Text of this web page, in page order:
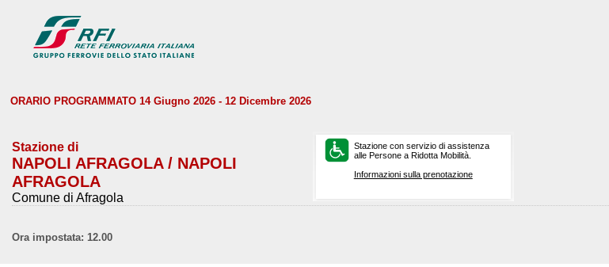
ORARIO PROGRAMMATO 14 Giugno 2026 - 12 Dicembre 2026
Stazione di
NAPOLI AFRAGOLA / NAPOLI
AFRAGOLA
Comune di Afragola
Stazione con servizio di assistenza
alle Persone a Ridotta Mobilità.
Informazioni sulla prenotazione
Ora impostata: 12.00